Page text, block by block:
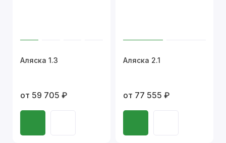
Аляска 1.3
от 59 705 ₽
Аляска 2.1
от 77 555 ₽